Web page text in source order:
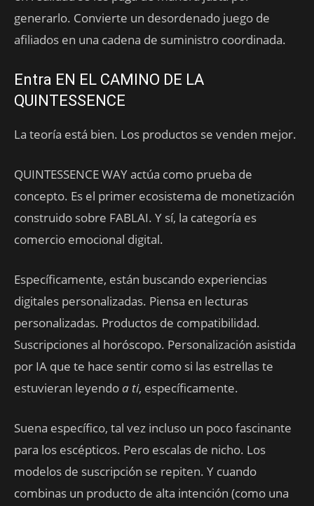
generarlo. Convierte un desordenado juego de
afiliados en una cadena de suministro coordinada.
Entra EN EL CAMINO DE LA
QUINTESSENCE
La teoría está bien. Los productos se venden mejor.
QUINTESSENCE WAY actúa como prueba de
concepto. Es el primer ecosistema de monetización
construido sobre FABLAI. Y sí, la categoría es
comercio emocional digital.
Específicamente, están buscando experiencias
digitales personalizadas. Piensa en lecturas
personalizadas. Productos de compatibilidad.
Suscripciones al horóscopo. Personalización asistida
por IA que te hace sentir como si las estrellas te
estuvieran leyendoa ti, específicamente.
Suena específico, tal vez incluso un poco fascinante
para los escépticos. Pero escalas de nicho. Los
modelos de suscripción se repiten. Y cuando
combinas un producto de alta intención (como una